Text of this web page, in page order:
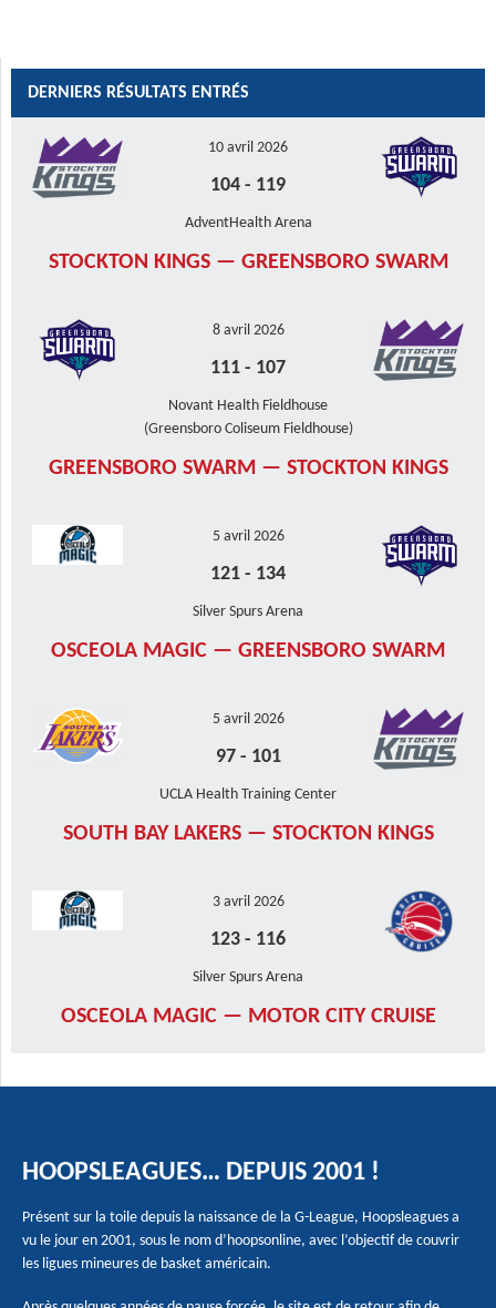
DERNIERS RÉSULTATS ENTRÉS
10 avril 2026
104 - 119
AdventHealth Arena
STOCKTON KINGS — GREENSBORO SWARM
8 avril 2026
111 - 107
Novant Health Fieldhouse
(Greensboro Coliseum Fieldhouse)
GREENSBORO SWARM — STOCKTON KINGS
5 avril 2026
121 - 134
Silver Spurs Arena
OSCEOLA MAGIC — GREENSBORO SWARM
5 avril 2026
97- 101
UCLA Health Training Center
SOUTH BAY LAKERS — STOCKTON KINGS
3 avril 2026
123 - 116
Silver Spurs Arena
OSCEOLA MAGIC — MOTOR CITY CRUISE
HOOPSLEAGUES… DEPUIS 2001 !
Présent sur la toile depuis la naissance de la G-League, Hoopsleagues a
vu le jour en 2001, sous le nom d’hoopsonline, avec l’objectif de couvrir
les ligues mineures de basket américain.